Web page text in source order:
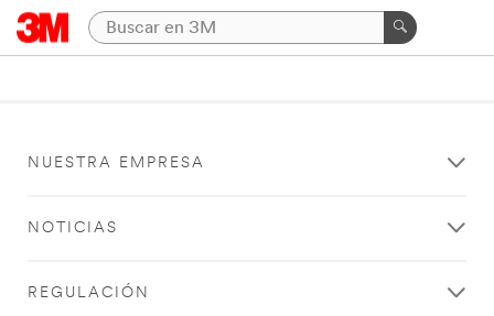
NUESTRA EMPRESA
NOTICIAS
REGULACIÓN